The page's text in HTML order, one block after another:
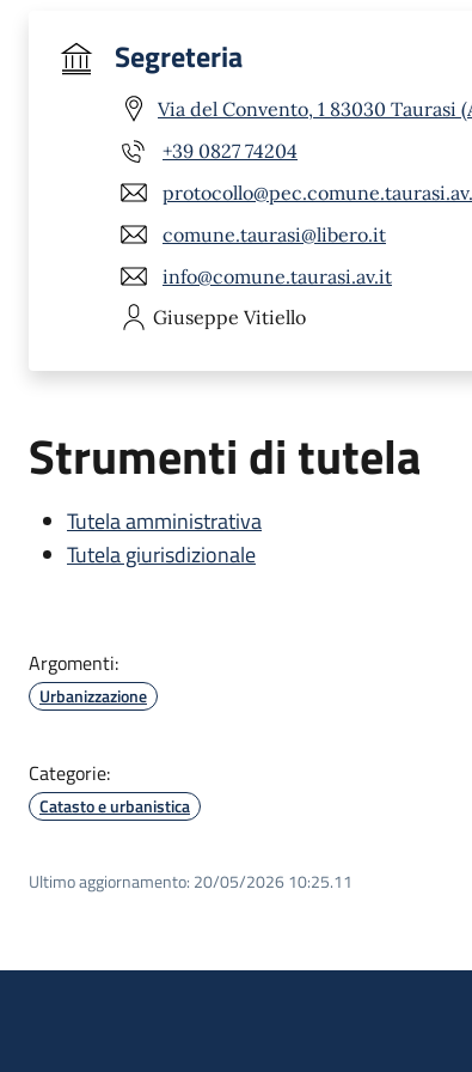
Segreteria
Via del Convento, 1 83030 Taurasi
+39 0827 74204
comune.taurasi@libero.it
info@comune.taurasi.av.it
Giuseppe Vitiello
Strumenti di tutela
Tutela amministrativa
Tutela giurisdizionale
Argomenti:
Urbanizzazione
Categorie:
Catasto e urbanistica
Ultimo aggiornamento: 20/05/2026 10:25.11